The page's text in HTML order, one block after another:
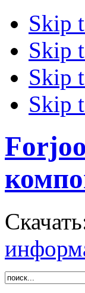
Skip
Skip
Skip
Skip